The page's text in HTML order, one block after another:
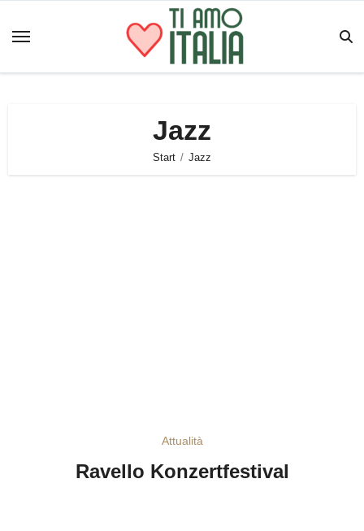
Inhalt
Jazz
Start Jazz
Attualità
Ravello Konzertfestival